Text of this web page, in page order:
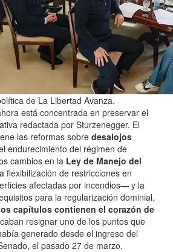
de La Libertad Avanza.
está concentrada en preservar el
redactada por Sturzenegger. El
las reformas sobre desalojos
endurecimiento del régimen de
cambios en laLey de Manejo del
flexibilización de restricciones en
afectadas por incendios— y la
para la regularización dominial.
capítulos contienen el corazón de
resignar uno de los puntos que
generado desde el ingreso del
el pasado 27 de marzo.